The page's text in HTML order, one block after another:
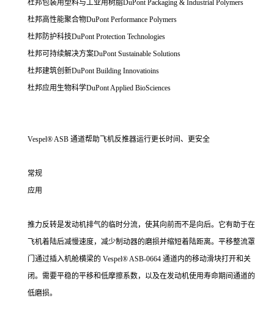
杜邦包装用塑料与工业用树脂DuPont Packaging & Industrial Polymers
杜邦高性能聚合物DuPont Performance Polymers
杜邦防护科技DuPont Protection Technologies
杜邦可持续解决方案DuPont Sustainable Solutions
杜邦建筑创新DuPont Building Innovatioins
杜邦应用生物科学DuPont Applied BioSciences
Vespel® ASB 通道帮助飞机反推器运行更长时间、更安全
常规
应用
推力反转是发动机排气的临时分流，使其向前而不是向后。它有助于在
飞机着陆后减慢速度，减少制动器的磨损并缩短着陆距离。平移整流罩
门通过插入机舱横梁的 Vespel® ASB-0664 通道内的移动滑块打开和关
闭。需要平稳的平移和低摩擦系数，以及在发动机使用寿命期间通道的
低磨损。